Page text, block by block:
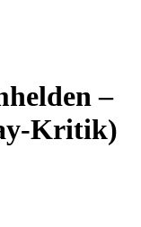
–
Kritik)